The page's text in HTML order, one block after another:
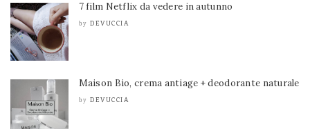
7 film Netflix da vedere in autunno
by DEVUCCIA
Maison Bio, crema antiage + deodorante naturale
by DEVUCCIA